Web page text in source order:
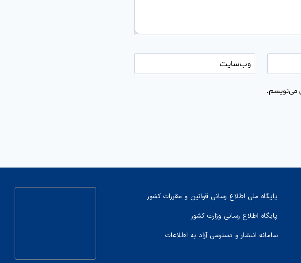
وب‌سایت
می‌نویسم.
پایگاه ملی اطلاع رسانی قوانین و مقررات کشور
پایگاه اطلاع رسانی وزارت کشور
سامانه انتشار و دسترسی آزاد به اطلاعات